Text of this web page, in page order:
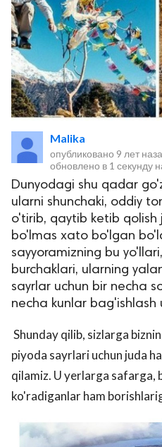
защищены.
Malika
опубликовано 9 лет
обновлено в 1 секунду
Dunyodagi shu qadar
ularni shunchaki, oddiy
o'tirib, qaytib ketib
bo'lmas xato bo'lgan
sayyoramizning bu
burchaklari, ularning
sayrlar uchun bir necha
necha kunlar bag'ishlash
Shunday qilib, sizlarga
piyoda sayrlari uchun juda
qilamiz. U yerlarga safarga,
ko'radiganlar ham